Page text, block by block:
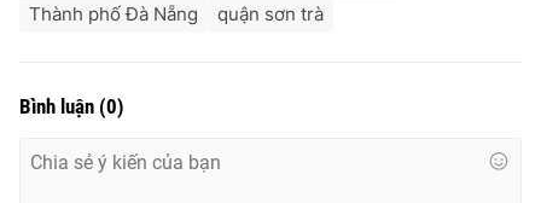
Phó Tổng Biên tập:Nguyễn Thị Mỹ Hạnh, Phạm Quốc Thắng,
Ðiện thoại Thời báo VTV:
Thành phố Đà Nẵng
quận sơn trà
Bình luận (0)